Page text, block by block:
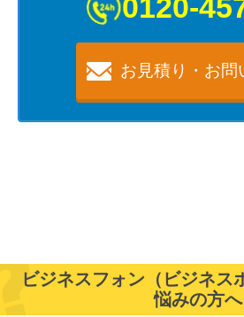
0120-
お見積り・お問
ビジネスフォン（ビジネス
悩みの方へ